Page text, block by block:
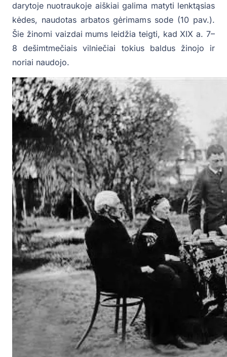
darytoje nuotraukoje aiškiai galima matyti lenktąsias
kėdes, naudotas arbatos gėrimams sode (10 pav.).
Šie žinomi vaizdai mums leidžia teigti, kad XIX a. 7–
8 dešimtmečiais vilniečiai tokius baldus žinojo ir
noriai naudojo.